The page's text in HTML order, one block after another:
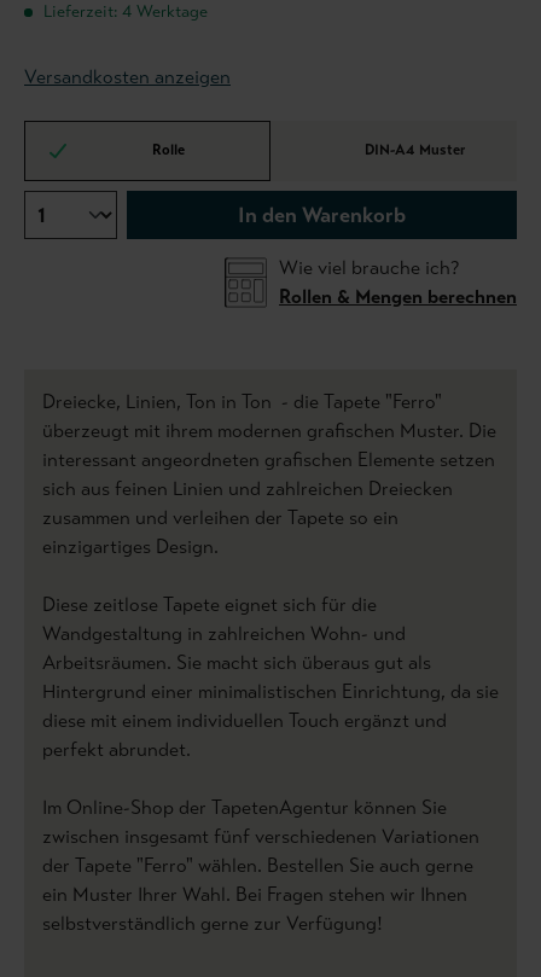
Lieferzeit: 4 Werktage
Versandkosten anzeigen
Rolle DIN-A4 Muster
In den Warenkorb
Wie viel brauche ich?
Rollen & Mengen berechnen
Dreiecke, Linien, Ton in Ton - die Tapete "Ferro"
überzeugt mit ihrem modernen grafischen Muster. Die
interessant angeordneten grafischen Elemente setzen
sich aus feinen Linien und zahlreichen Dreiecken
zusammen und verleihen der Tapete so ein
einzigartiges Design.
Diese zeitlose Tapete eignet sich für die
Wandgestaltung in zahlreichen Wohn- und
Arbeitsräumen. Sie macht sich überaus gut als
Hintergrund einer minimalistischen Einrichtung, da sie
diese mit einem individuellen Touch ergänzt und
perfekt abrundet.
Im Online-Shop der TapetenAgentur können Sie
zwischen insgesamt fünf verschiedenen Variationen
der Tapete "Ferro" wählen. Bestellen Sie auch gerne
ein Muster Ihrer Wahl. Bei Fragen stehen wir Ihnen
selbstverständlich gerne zur Verfügung!